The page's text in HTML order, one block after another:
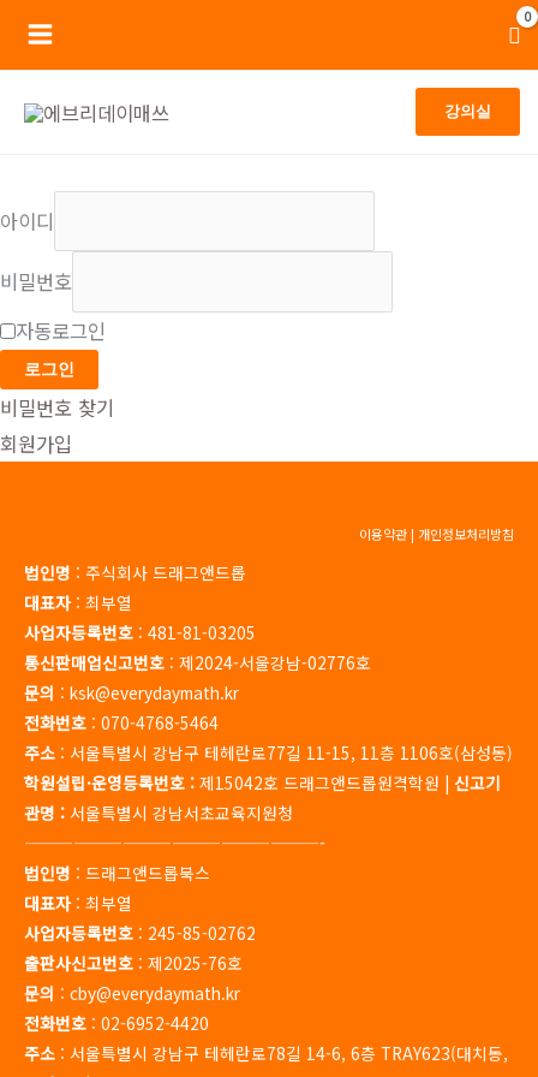
뛰
기
Main
Menu
강의실
아이디
비밀번호
자동로그인
로그인
비밀번호 찾기
회원가입
이용약관| 개인정보처리방침
법인명 : 주식회사 드래그앤드롭
대표자: 최부열
사업자등록번호 : 481-81-03205
통신판매업신고번호 : 제2024-서울강남-02776호
문의 : ksk@everydaymath.kr
전화번호 : 070-4768-5464
주소 : 서울특별시 강남구 테헤란로77길 11-15, 11층 1106호(삼성동)
학원설립·운영등록번호 : 제15042호 드래그앤드롭원격학원 | 신고기
관명 : 서울특별시 강남서초교육지원청
——————————————————-
법인명 : 드래그앤드롭북스
대표자: 최부열
사업자등록번호 : 245-85-02762
출판사신고번호 : 제2025-76호
문의 : cby@everydaymath.kr
전화번호 : 02-6952-4420
주소 : 서울특별시 강남구 테헤란로78길 14-6, 6층 TRAY623(대치동,